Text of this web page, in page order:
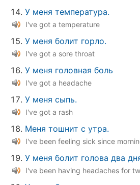
У меня температура.
I've got a temperature
У меня болит горло.
I've got a sore throat
У меня головная боль
I've got a headache
У меня сыпь.
I've got a rash
Меня тошнит с утра.
I've been feeling sick since
У меня болит голова два
I've been having headaches for